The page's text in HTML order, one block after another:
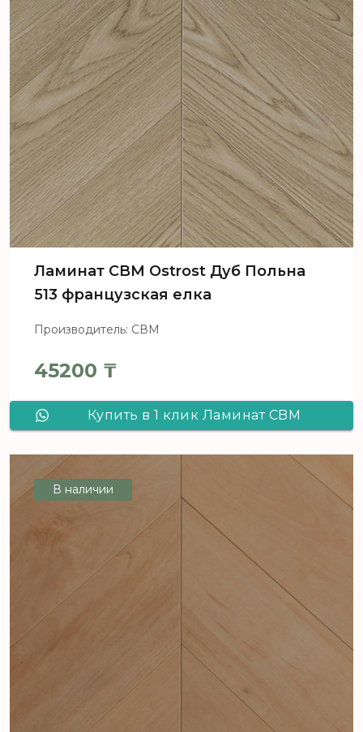
Ламинат CBM Ostrost Дуб Польна
513 французская елка
Производитель: СВМ
45200 ₸
Купить в 1 клик Ламинат CBM
В наличии